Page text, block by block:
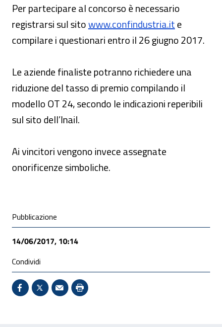
Per partecipare al concorso è necessario
registrarsi sul sitowww.confindustria.ite
compilare i questionari entro il 26 giugno 2017.
Le aziende finaliste potranno richiedere una
riduzione del tasso di premio compilando il
modello OT 24, secondo le indicazioni reperibili
sul sito dell’Inail.
Ai vincitori vengono invece assegnate
onorificenze simboliche.
Condivisione social
Pubblicazione
14/06/2017, 10:14
Condividi
Condividi su Facebook - Sito esterno - Apertura in
X - Sito esterno - Apertura in nuova finestra
Invio Mail: apre il programma di posta
Stampa pagina: scelta meno